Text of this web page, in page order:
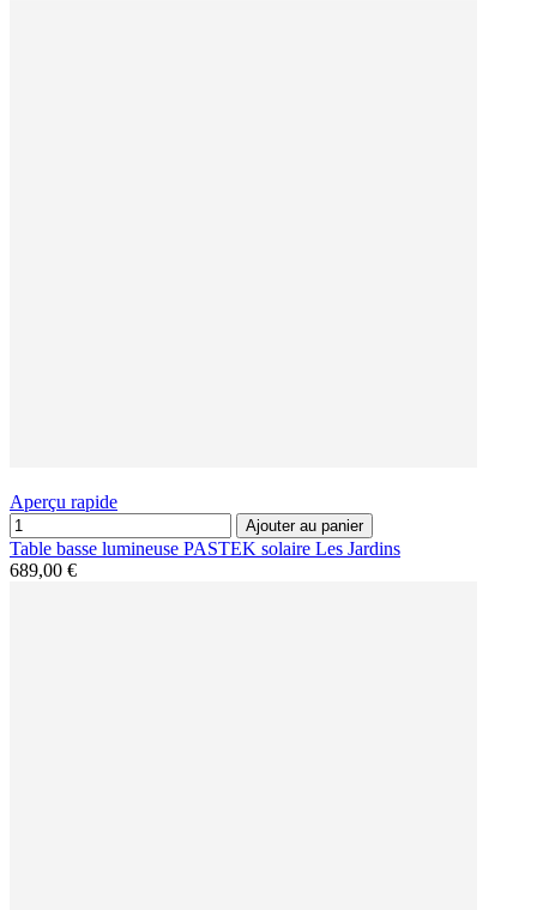
Aperçu rapide
Ajouter au panier
Table basse lumineuse PASTEK solaire Les Jardins
689,00 €